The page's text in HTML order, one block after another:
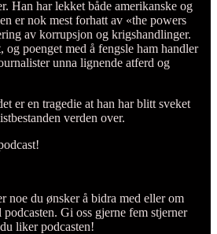
Han har lekket både amerikanske og
er nok mest forhatt av «the powers
av korrupsjon og krigshandlinger.
og poenget med å fengsle ham handler
unna lignende atferd og
er en tragedie at han har blitt sveket
verden over.
noe du ønsker å bidra med eller om
Gi oss gjerne fem stjerner
liker podcasten!